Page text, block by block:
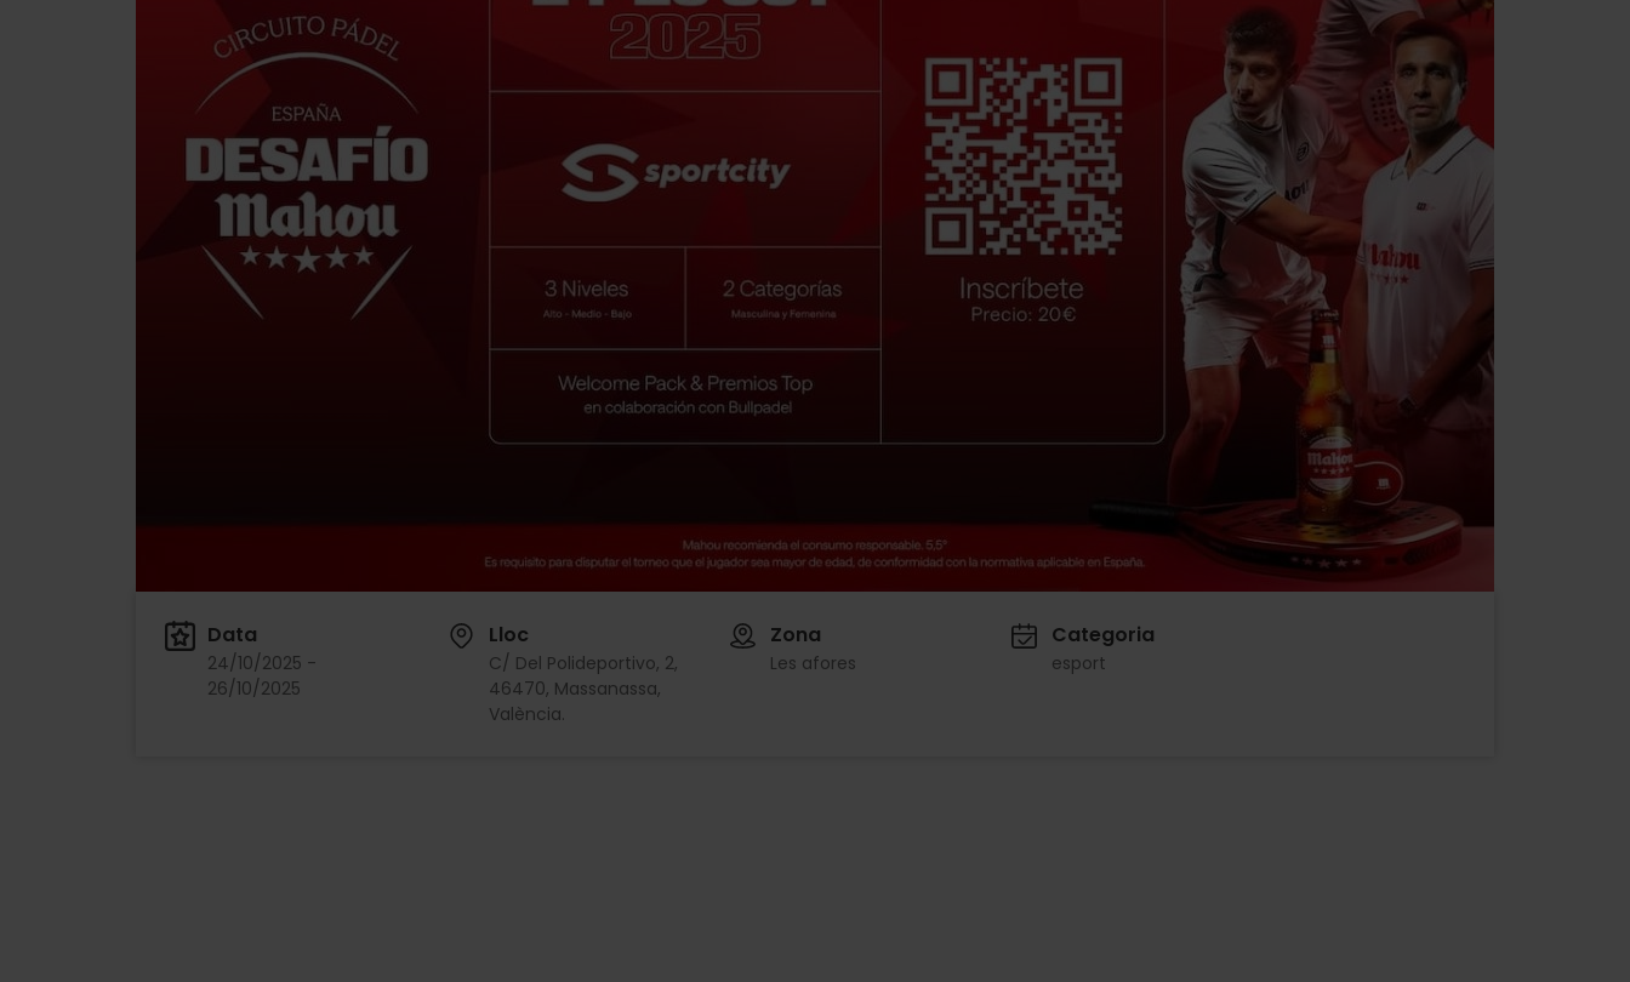
Data
24/10/2025 -
26/10/2025
Lloc
C/ Del Polideportivo, 2,
46470, Massanassa,
València.
Zona
Les afores
Categoria
esport